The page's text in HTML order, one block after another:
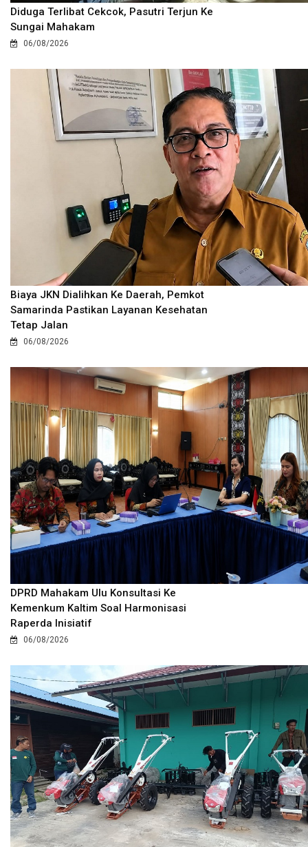
Diduga Terlibat Cekcok, Pasutri Terjun Ke
Sungai Mahakam
06/08/2026
Biaya JKN Dialihkan Ke Daerah, Pemkot
Samarinda Pastikan Layanan Kesehatan
Tetap Jalan
06/08/2026
DPRD Mahakam Ulu Konsultasi Ke
Kemenkum Kaltim Soal Harmonisasi
Raperda Inisiatif
06/08/2026